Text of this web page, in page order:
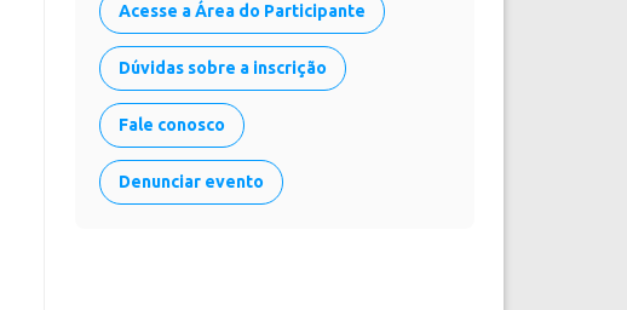
Acesse a Área do Participante
Dúvidas sobre a inscrição
Fale conosco
Denunciar evento